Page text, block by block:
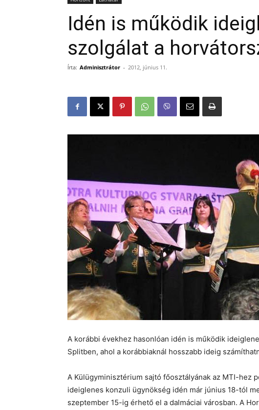
Idén is működik
szolgálat a
Írta: Adminisztrátor - 2012, június 11.
A korábbi évekhez hasonlóan idén is működik
Splitben, ahol a korábbiaknál hosszabb ideig
A Külügyminisztérium sajtó főosztályának az MTI-hez
ideiglenes konzuli ügynökség idén már június 18-tól
szeptember 15-ig érhető el a dalmáciai városban. A